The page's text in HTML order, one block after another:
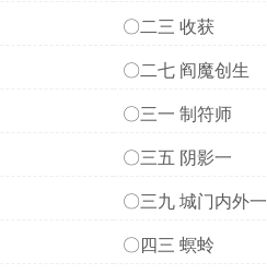
〇二三 收获
〇二七 阎魔创生
〇三一 制符师
〇三五 阴影一
〇三九 城门内外一
〇四三 螟蛉